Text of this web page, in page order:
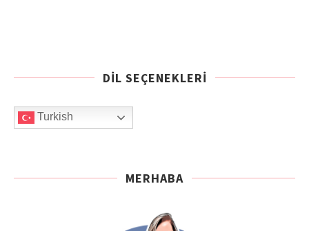
DIL SEÇENEKLERI
Turkish
MERHABA